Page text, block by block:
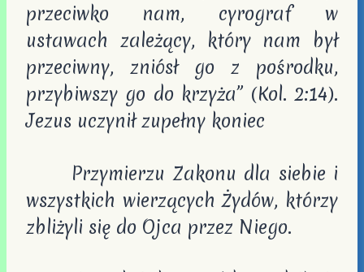
przeciwko nam, cyrograf w
ustawach zależący, który nam był
przeciwny, zniósł go z pośrodku,
przybiwszy go do krzyża” (Kol. 2:14).
Jezus uczynił zupełny koniec
Przymierzu Zakonu dla siebie i
wszystkich wierzących Żydów, którzy
zbliżyli się do Ojca przez Niego.